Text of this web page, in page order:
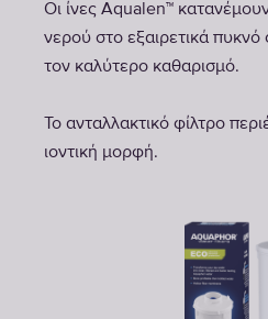
Οι ίνες Aqualen™
νερού στο εξαιρετικά
τον καλύτερο καθαρισμό.
Το ανταλλακτικό φίλτρο
ιοντική μορφή.